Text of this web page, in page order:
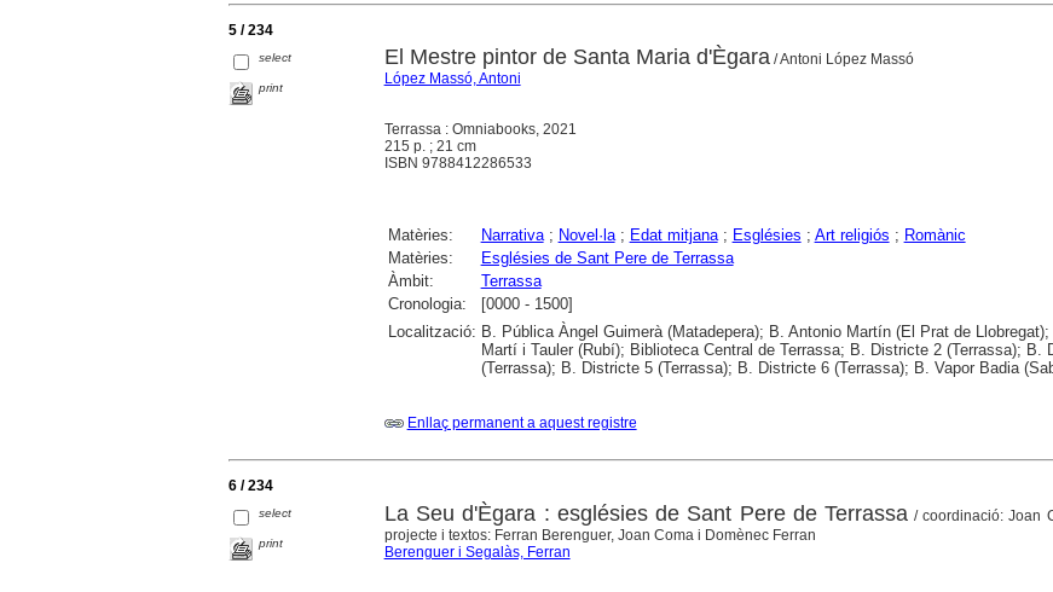
5 / 234
select
print
El Mestre pintor de Santa Maria d'Ègara/ Antoni López Massó
López Massó, Antoni
Terrassa : Omniabooks, 2021
215 p. ; 21 cm
ISBN 9788412286533
Matèries: Narrativa; Novel·la; Edat mitjana; Esglésies ; Art religiós ; Romànic
Matèries:
Esglésies de Sant Pere de Terrassa
Àmbit:
Terrassa
Cronologia:
[0000 - 1500]
Localització: B. Pública Àngel Guimerà (Matadepera); B. Antonio Martín (El Prat de
Martí i Tauler (Rubí); Biblioteca Central de Terrassa; B. Districte 2 (Terrassa); B.
(Terrassa); B. Districte 5 (Terrassa); B. Districte 6 (Terrassa); B. Vapor Badia
Enllaç permanent a aquest registre
6 / 234
select
print
La Seu d'Ègara : esglésies de Sant Pere de Terrassa / coordinació: Joan
projecte i textos: Ferran Berenguer, Joan Coma i Domènec Ferran
Berenguer i Segalàs, Ferran